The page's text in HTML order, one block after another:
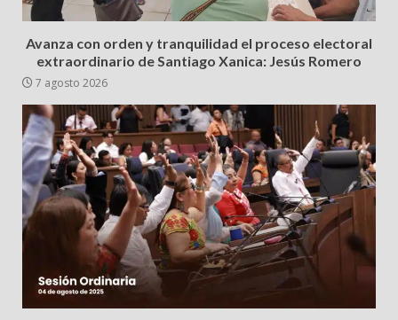
Avanza con orden y tranquilidad el proceso electoral
extraordinario de Santiago Xanica: Jesús Romero
7 agosto 2026